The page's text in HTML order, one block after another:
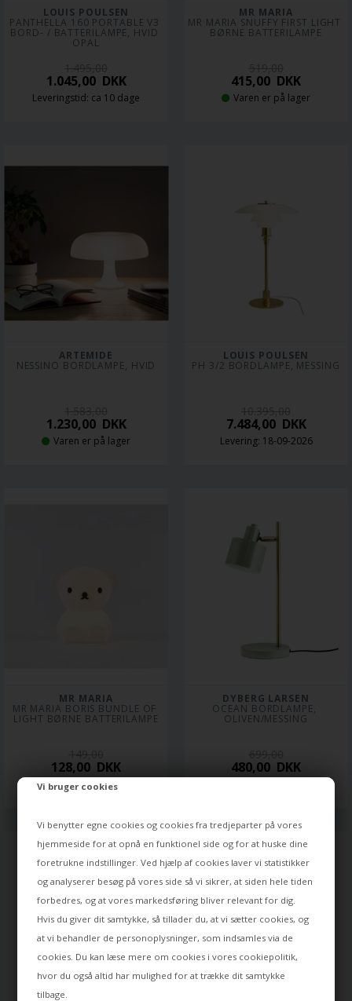
Vi bruger cookies
Vi benytter egne cookies og cookies fra tredjeparter på vores
hjemmeside for at opnå en funktionel side og for at huske dine
foretrukne indstillinger. Ved hjælp af cookies laver vi statistikker
og analyserer besøg på vores side så vi sikrer, at siden hele tiden
forbedres, og at vores markedsføring bliver relevant for dig.
Hvis du giver dit samtykke, så tillader du, at vi sætter cookies, og
at vi behandler de personoplysninger, som indsamles via de
cookies. Du kan læse mere om cookies i vores cookiepolitik,
hvor du også altid har mulighed for at trække dit samtykke
tilbage.
LOUIS POULSEN
PANTHELLA 160 PORTABLE V3
BORD- / BATTERILAMPE, HVID
OPAL
1.045,00DKK
Leveringstid: ca 10 dage
MR MARIA
MR MARIA SNUFFY FIRST LIGHT
BØRNE BATTERILAMPE
415,00 DKK
Varen er på lager
ARTEMIDE
NESSINO BORDLAMPE, HVID
1.230,00DKK
Varen er på lager
LOUIS POULSEN
PH 3/2 BORDLAMPE, MESSING
7.484,00DKK
Levering: 18-09-2026
MR MARIA
MR MARIA BORIS BUNDLE OF
LIGHT BØRNE BATTERILAMPE
128,00 DKK
Varen er på lager
DYBERG LARSEN
OCEAN BORDLAMPE,
OLIVEN/MESSING
480,00 DKK